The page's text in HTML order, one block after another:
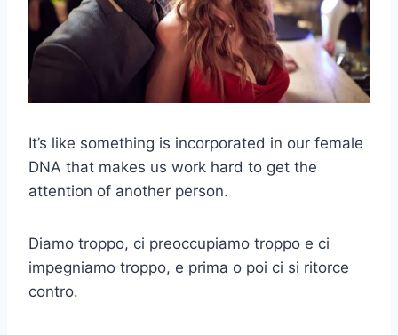
It’s like something is incorporated in our female
DNA that makes us work hard to get the
attention of another person.
Diamo troppo, ci preoccupiamo troppo e ci
impegniamo troppo, e prima o poi ci si ritorce
contro.